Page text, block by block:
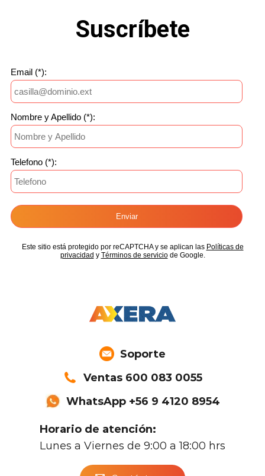
Soporte
Ventas 600 083 0055
WhatsApp +56 9 4120 8954
Horario de atención:
Lunes a Viernes de 9:00 a 18:00 hrs